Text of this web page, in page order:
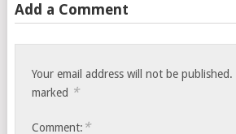
Add a Comment
Your email address will not be published.
marked *
Comment: *